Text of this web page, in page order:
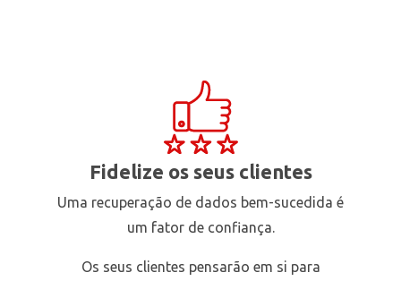
Fidelize os seus clientes
Uma recuperação de dados bem-sucedida é
um fator de confiança.
Os seus clientes pensarão em si para